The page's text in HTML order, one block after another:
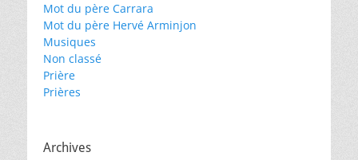
Mot du père Carrara
Mot du père Hervé Arminjon
Musiques
Non classé
Prière
Prières
Archives